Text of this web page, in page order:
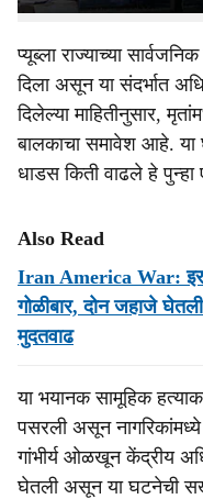
प्यूब्ला राज्याच्या
दिला असून या संदर्भात
दिलेल्या माहितीनुसार,
बालकाचा समावेश आहे. या
धाडस किती वाढले हे पुन्हा
Also Read
Iran America War:
गोळीबार, दोन जहाजे
मुदतवाढ
या भयानक सामूहिक
पसरली असून
गांभीर्य ओळखून केंद्रीय
घेतली असून या घटनेची